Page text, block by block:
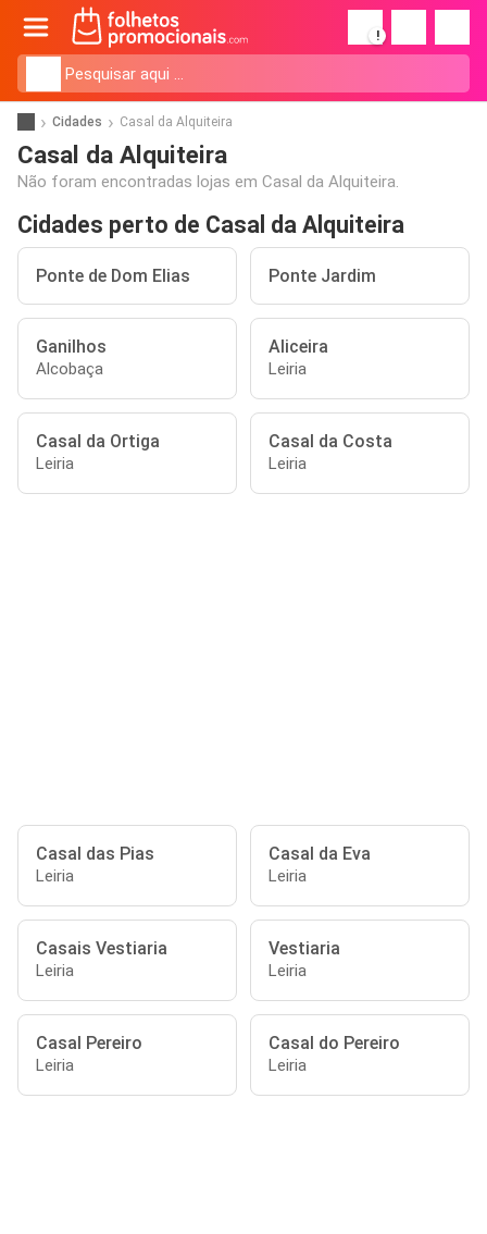
!
Cidades Casal da Alquiteira
Casal da Alquiteira
Não foram encontradas lojas em Casal da Alquiteira.
Cidades perto de Casal da Alquiteira
Ponte de Dom Elias Ponte Jardim
Ganilhos
Alcobaça
Aliceira
Leiria
Casal da Ortiga
Leiria
Casal da Costa
Leiria
Casal das Pias
Leiria
Casal da Eva
Leiria
Casais Vestiaria
Leiria
Vestiaria
Leiria
Casal Pereiro
Leiria
Casal do Pereiro
Leiria